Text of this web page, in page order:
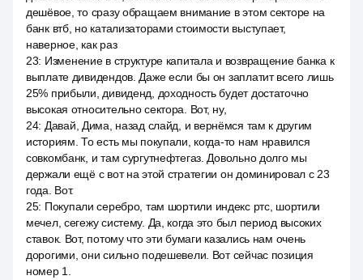
дешёвое, то сразу обращаем внимание в этом секторе на
банк втб, но катализаторами стоимости выступает,
наверное, как раз
23: Изменение в структуре капитала и возвращение банка к
выплате дивидендов. Даже если бы он заплатит всего лишь
25% прибыли, дивиденд, доходность будет достаточно
высокая относительно сектора. Вот, ну,
24: Давай, Дима, назад слайд, и вернёмся там к другим
историям. То есть мы покупали, когда-то нам нравился
совкомбанк, и там сургутнефтегаз. Довольно долго мы
держали ещё с вот на этой стратегии он доминировал с 23
года. Вот.
25: Покупали серебро, там шортили индекс ртс, шортили
мечел, сегежу систему. Да, когда это был период высоких
ставок. Вот, потому что эти бумаги казались нам очень
дорогими, они сильно подешевели. Вот сейчас позиция
номер 1.